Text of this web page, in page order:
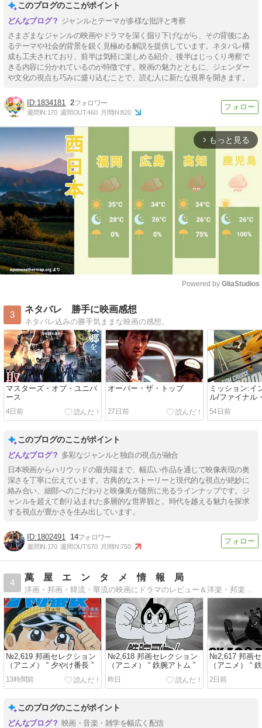
このブログのここがポイント
ジャンルとテーマが多様な批評と考察
さまざまなジャンルの映画やドラマを深く掘り下げながら、その背後にあ
るテーマや社会的背景を鋭く見極める解説を提供しています。ネタバレ構
成も工夫されており、前半は気軽に楽しめる紹介、後半はじっくり考察で
きる内容に分かれているのが特徴です。映画の魅力とともに、ジェンダー
や文化の視点も巧みに盛り込むことで、読む人に新たな視界を開きます。
1834181 2
週間IN:170 週間OUT:460 月間IN:820
arrow_forward_ios もっと見る
Powered by GliaStudios
3
ネタバレ 勝手に映画感想
ネタバレ込みの勝手気ままな映画の感想。
マスターズ・オブ・ユニバ
ース
4日前
オーバー・ザ・トップ
27日前
ミッション:イ
ル/ファイナル
54日前
このブログのここがポイント
多彩なジャンルと独自の視点が融合
日本映画からハリウッドの最先端まで、幅広い作品を通じて映像表現の奥
深さを丁寧に伝えています。古典的なストーリーと現代的な視点が絶妙に
絡み合い、細部へのこだわりと映像美が随所に光るラインナップです。ジ
ャンルを超えて創り込まれた多層的な世界観と、時代を越える魅力を探求
する視点が豊かさを生み出しています。
1802491 14
週間IN:170 週間OUT:570 月間IN:750
4
萬 屋 エ ン タ メ 情 報 局
洋画・邦画・韓流・華流の映画にドラマのレビュー＆洋楽・邦楽・韓流・華流の音楽レビュー絶賛発信中！
№2,619 邦画セレクション
（アニメ） “ 夕やけ番長 ”
13時間前
№2,618 邦画セレクション
（アニメ） “ 鉄腕アトム ”
昨日
№2,617 邦画
（アニメ） “
2日前
このブログのここがポイント
映画・音楽・雑学を幅広く配信